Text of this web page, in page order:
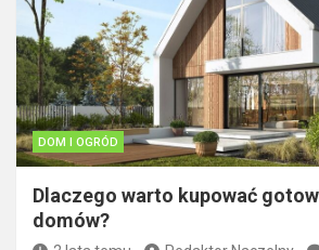
DOM I OGRÓD
Dlaczego warto kupować
domów?